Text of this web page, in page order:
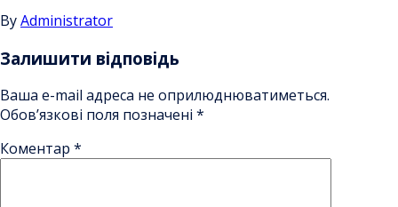
ByAdministrator
Залишити відповідь
Ваша e-mail адреса не оприлюднюватиметься.
Обов’язкові поля позначені *
Коментар *